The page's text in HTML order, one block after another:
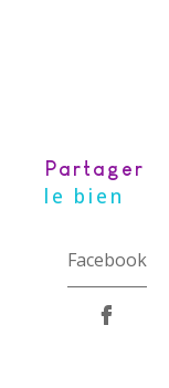
partager
le bien
Facebook